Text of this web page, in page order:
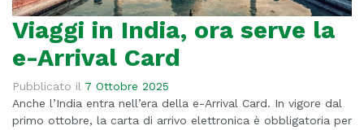
Viaggi in India, ora serve la
e-Arrival Card
Pubblicato il 7 Ottobre 2025
Anche l’India entra nell’era della e-Arrival Card. In vigore dal
primo ottobre, la carta di arrivo elettronica è obbligatoria per